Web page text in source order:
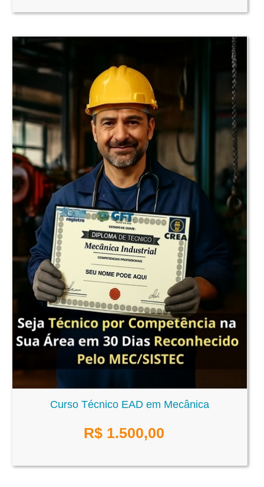
Curso Técnico EAD em Mecânica
R$ 1.500,00